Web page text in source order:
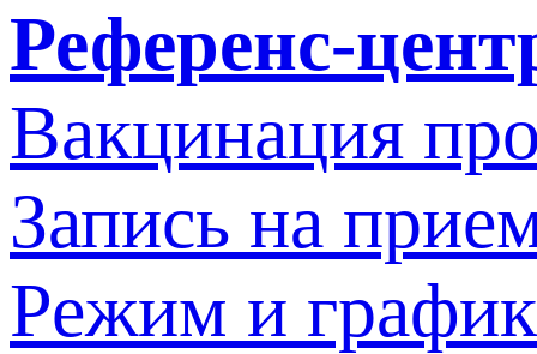
Референс-
Вакцинация
Запись на
Режим и